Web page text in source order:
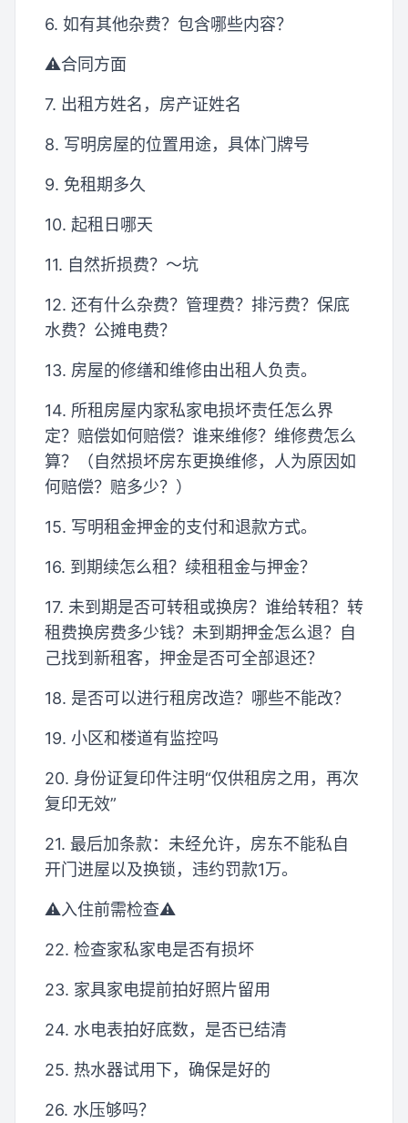
6. 如有其他杂费？包含哪些内容？
⚠️合同方面
7. 出租方姓名，房产证姓名
8. 写明房屋的位置用途，具体门牌号
9. 免租期多久
10. 起租日哪天
11. 自然折损费？～坑
12. 还有什么杂费？管理费？排污费？保底
水费？公摊电费？
13. 房屋的修缮和维修由出租人负责。
14. 所租房屋内家私家电损坏责任怎么界
定？赔偿如何赔偿？谁来维修？维修费怎么
算？（自然损坏房东更换维修，人为原因如
何赔偿？赔多少？）
15. 写明租金押金的支付和退款方式。
16. 到期续怎么租？续租租金与押金？
17. 未到期是否可转租或换房？谁给转租？转
租费换房费多少钱？未到期押金怎么退？自
己找到新租客，押金是否可全部退还？
18. 是否可以进行租房改造？哪些不能改？
19. 小区和楼道有监控吗
20. 身份证复印件注明“仅供租房之用，再次
复印无效”
21. 最后加条款：未经允许，房东不能私自
开门进屋以及换锁，违约罚款1万。
⚠️入住前需检查⚠️
22. 检查家私家电是否有损坏
23. 家具家电提前拍好照片留用
24. 水电表拍好底数，是否已结清
25. 热水器试用下，确保是好的
26. 水压够吗？